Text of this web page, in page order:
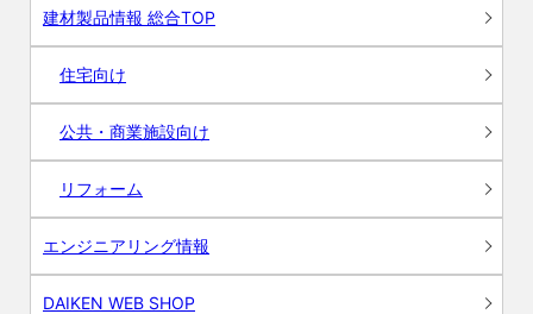
建材製品情報 総合TOP
住宅向け
公共・商業施設向け
リフォーム
エンジニアリング情報
DAIKEN WEB SHOP